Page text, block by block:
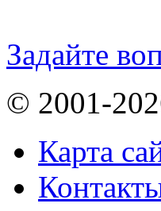
Задайте
© 2001-
Карта